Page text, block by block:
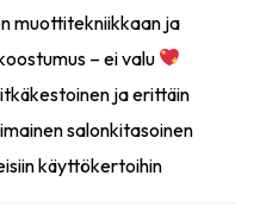
muottitekniikkaan ja
– ei valu
ja erittäin
salonkitasoinen
käyttökertoihin